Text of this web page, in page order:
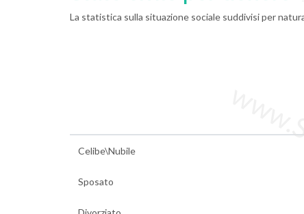
La statistica sulla situazione sociale suddivisi per
Celibe\Nubile
Sposato